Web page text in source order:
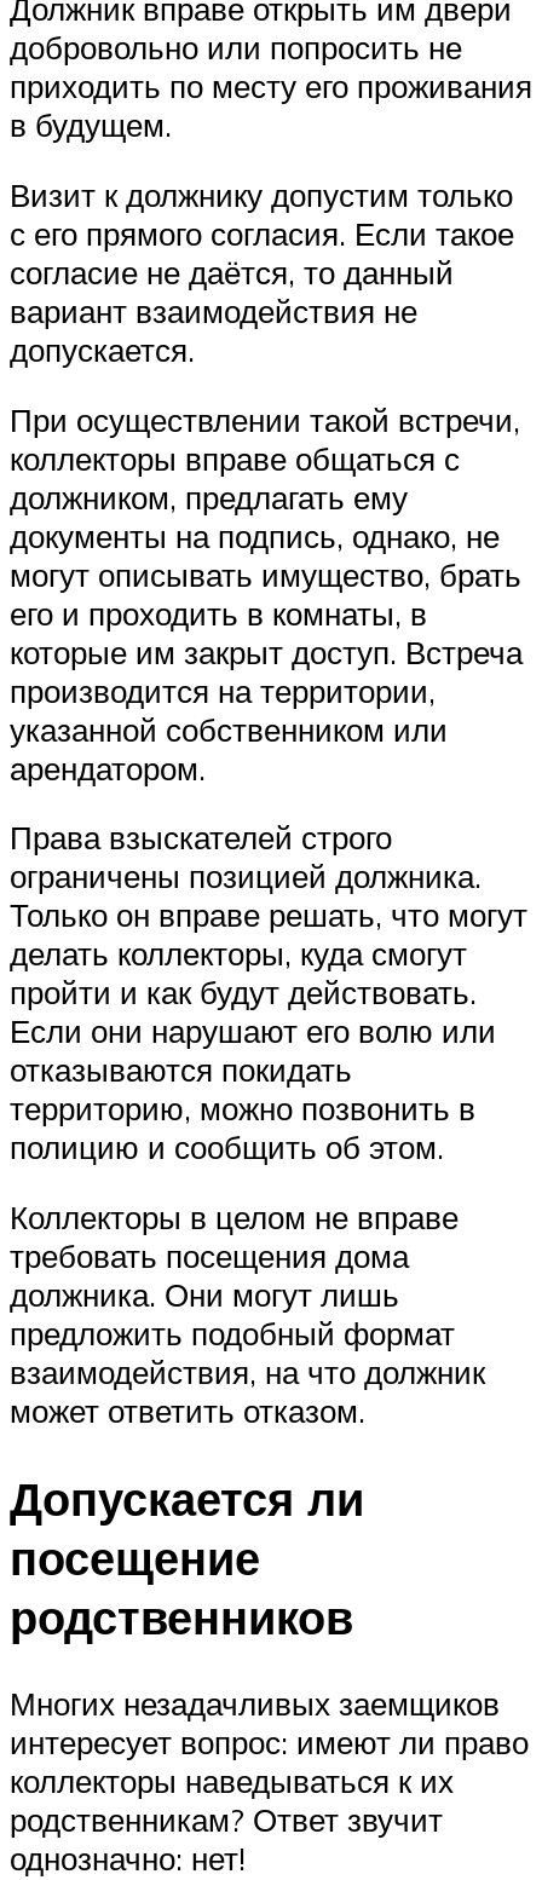
Должник вправе открыть им двери
добровольно или попросить не
приходить по месту его проживания
в будущем.
Визит к должнику допустим только
с его прямого согласия. Если такое
согласие не даётся, то данный
вариант взаимодействия не
допускается.
При осуществлении такой встречи,
коллекторы вправе общаться с
должником, предлагать ему
документы на подпись, однако, не
могут описывать имущество, брать
его и проходить в комнаты, в
которые им закрыт доступ. Встреча
производится на территории,
указанной собственником или
арендатором.
Права взыскателей строго
ограничены позицией должника.
Только он вправе решать, что могут
делать коллекторы, куда смогут
пройти и как будут действовать.
Если они нарушают его волю или
отказываются покидать
территорию, можно позвонить в
полицию и сообщить об этом.
Коллекторы в целом не вправе
требовать посещения дома
должника. Они могут лишь
предложить подобный формат
взаимодействия, на что должник
может ответить отказом.
Допускается ли
посещение
родственников
Многих незадачливых заемщиков
интересует вопрос: имеют ли право
коллекторы наведываться к их
родственникам? Ответ звучит
однозначно: нет!